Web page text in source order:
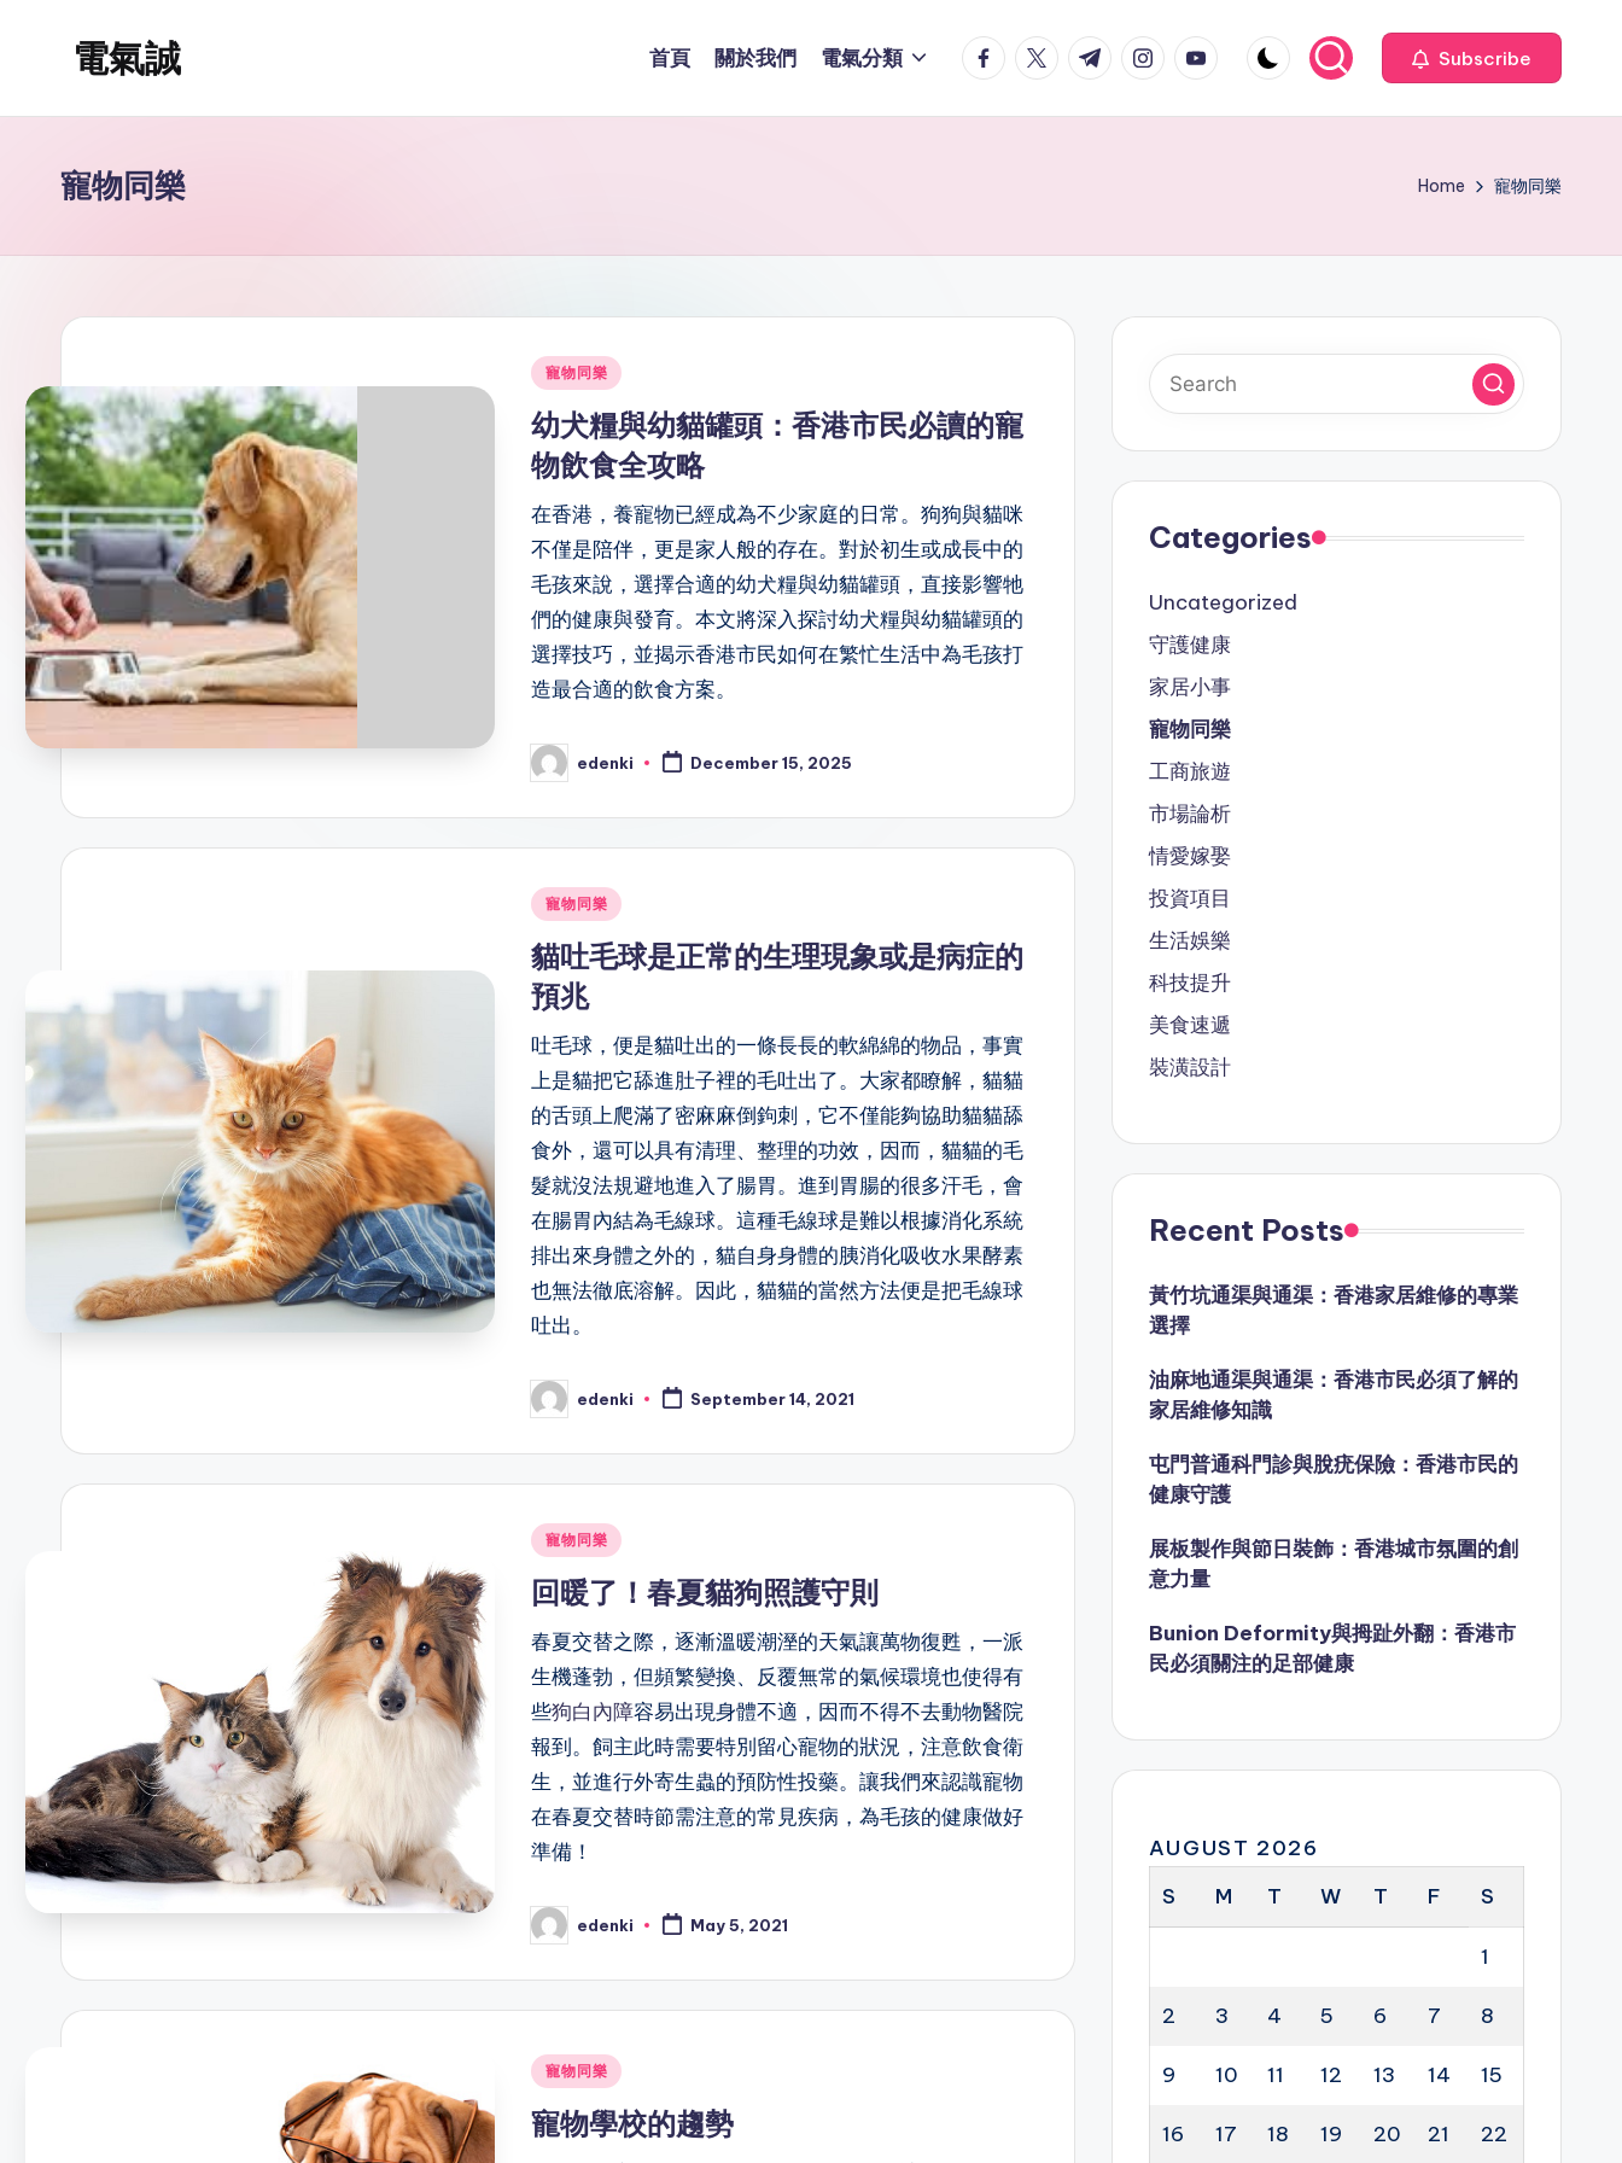
電氣誠 首頁 關於我們 電氣分類 facebook.com
twitter.com
t.me instagram.com
youtube.com Subscribe
寵物同樂 Home 寵物同樂
Posted
寵物同樂
幼犬糧與幼貓罐頭：香港市民必讀的寵
物飲食全攻略
在香港，養寵物已經成為不少家庭的日常。狗狗與貓咪
不僅是陪伴，更是家人般的存在。對於初生或成長中的
毛孩來說，選擇合適的幼犬糧與幼貓罐頭，直接影響牠
們的健康與發育。本文將深入探討幼犬糧與幼貓罐頭的
選擇技巧，並揭示香港市民如何在繁忙生活中為毛孩打
造最合適的飲食方案。
Posted
by
edenki December 15, 2025
Posted
寵物同樂
貓吐毛球是正常的生理現象或是病症的
預兆
吐毛球，便是貓吐出的一條長長的軟綿綿的物品，事實
上是貓把它舔進肚子裡的毛吐出了。大家都瞭解，貓貓
的舌頭上爬滿了密麻麻倒鉤刺，它不僅能夠協助貓貓舔
食外，還可以具有清理、整理的功效，因而，貓貓的毛
髮就沒法規避地進入了腸胃。進到胃腸的很多汗毛，會
在腸胃內結為毛線球。這種毛線球是難以根據消化系統
排出來身體之外的，貓自身身體的胰消化吸收水果酵素
也無法徹底溶解。因此，貓貓的當然方法便是把毛線球
吐出。
Posted
by
edenki September 14, 2021
Posted
寵物同樂
回暖了！春夏貓狗照護守則
春夏交替之際，逐漸溫暖潮溼的天氣讓萬物復甦，一派
生機蓬勃，但頻繁變換、反覆無常的氣候環境也使得有
些狗白內障容易出現身體不適，因而不得不去動物醫院
報到。飼主此時需要特別留心寵物的狀況，注意飲食衛
生，並進行外寄生蟲的預防性投藥。讓我們來認識寵物
在春夏交替時節需注意的常見疾病，為毛孩的健康做好
準備！
Posted
by
edenki May 5, 2021
Posted
寵物同樂
寵物學校的趨勢
Categories
Uncategorized
守護健康
家居小事
寵物同樂
工商旅遊
市場論析
情愛嫁娶
投資項目
生活娛樂
科技提升
美食速遞
裝潢設計
Recent Posts
黃竹坑通渠與通渠：香港家居維修的專業
選擇
油麻地通渠與通渠：香港市民必須了解的
家居維修知識
屯門普通科門診與脫疣保險：香港市民的
健康守護
展板製作與節日裝飾：香港城市氛圍的創
意力量
Bunion Deformity與拇趾外翻：香港市
民必須關注的足部健康
AUGUST 2026
S
M T W T F S
1
2 3 4 5 6 7 8
9 10 11 12 13 14 15
16 17 18 19 20 21 22